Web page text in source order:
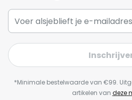
*Minimale bestelwaarde van €99.
artikelen van deze